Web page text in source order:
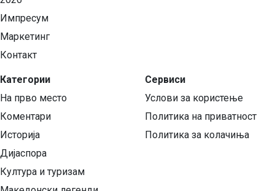
Импресум
Маркетинг
Контакт
Категории
На прво место
Коментари
Историја
Дијаспора
Култура и туризам
Сервиси
Услови за користење
Политика на приватност
Политика за колачиња